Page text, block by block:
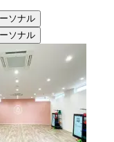
ソナル
ソナル